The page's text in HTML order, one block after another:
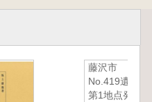
藤沢市
No.419遺跡
第1地点発